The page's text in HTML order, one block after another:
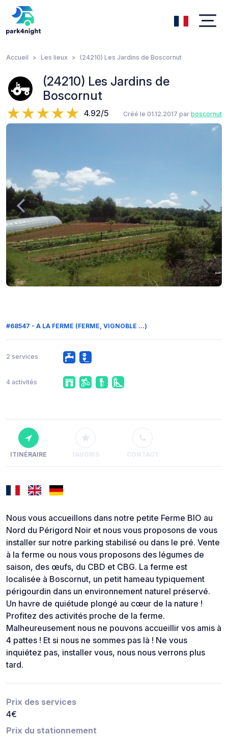
Accueil Les lieux (24210) Les Jardins de Boscornut
(24210) Les Jardins de
Boscornut
4.92/5 Créé le 01.12.2017 par boscornut
#68547 - A LA FERME (FERME, VIGNOBLE ...)
2 services
4 activités
ITINÉRAIRE FAVORIS CONTACT
Nous vous accueillons dans notre petite Ferme BIO au
Nord du Périgord Noir et nous vous proposons de vous
installer sur notre parking stabilisé ou dans le pré. Vente
à la ferme ou nous vous proposons des légumes de
saison, des œufs, du CBD et CBG. La ferme est
localisée à Boscornut, un petit hameau typiquement
périgourdin dans un environnement naturel préservé.
Un havre de quiétude plongé au cœur de la nature !
Profitez des activités proche de la ferme.
Malheureusement nous ne pouvons accueillir vos amis à
4 pattes ! Et si nous ne sommes pas là ! Ne vous
inquiétez pas, installer vous, nous nous verrons plus
tard.
Prix des services
4€
Prix du stationnement